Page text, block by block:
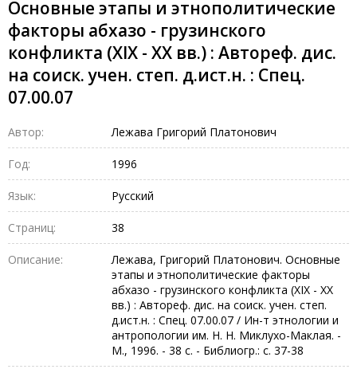
Основные этапы и этнополитические
факторы абхазо - грузинского
конфликта (ХIХ - ХХ вв.) : Автореф. дис.
на соиск. учен. степ. д.ист.н. : Спец.
07.00.07
Автор: Лежава Григорий Платонович
Год: 1996
Язык: Русский
Страниц: 38
Описание:
Лежава, Григорий Платонович. Основные
этапы и этнополитические факторы
абхазо - грузинского конфликта (ХIХ - ХХ
вв.) : Автореф. дис. на соиск. учен. степ.
д.ист.н. : Спец. 07.00.07 / Ин-т этнологии и
антропологии им. Н. Н. Миклухо-Маклая. -
М., 1996. - 38 с. - Библиогр.: с. 37-38